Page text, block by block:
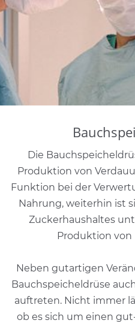
Die
Produktion von
Funktion bei der
Nahrung, weiterhin ist
Zuckerhaushaltes
Produktion
Neben gutartigen
Bauchspeicheldrüse
auftreten. Nicht immer
ob es sich um einen